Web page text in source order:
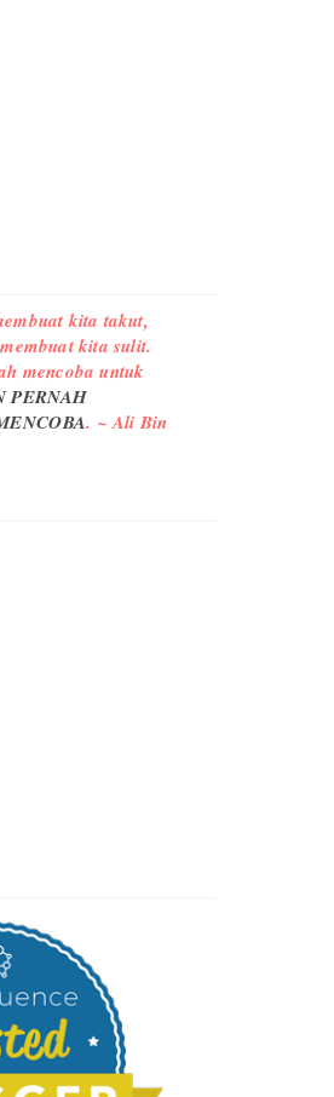
kita takut,
kita sulit.
mencoba untuk
PERNAH
. ~ Ali Bin